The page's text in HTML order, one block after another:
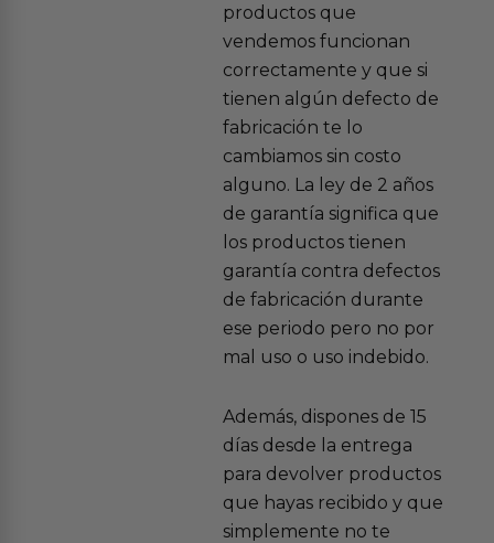
productos que
vendemos funcionan
correctamente y que si
tienen algún defecto de
fabricación te lo
cambiamos sin costo
alguno. La ley de 2 años
de garantía significa que
los productos tienen
garantía contra defectos
de fabricación durante
ese periodo pero no por
mal uso o uso indebido.
Además, dispones de 15
días desde la entrega
para devolver productos
que hayas recibido y que
simplemente no te